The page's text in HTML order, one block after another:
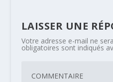
LAISSER UNE
Votre adresse e-mail ne
obligatoires sont indiqués